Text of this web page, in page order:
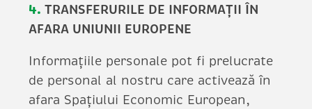
4. TRANSFERURILE DE INFORMAȚII ÎN
AFARA UNIUNII EUROPENE
Informațiile personale pot fi prelucrate
de personal al nostru care activează în
afara Spațiului Economic European,